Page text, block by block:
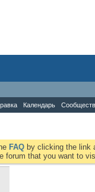
Календарь
FAQ by clicking the link
forum that you want to